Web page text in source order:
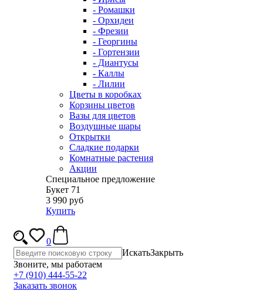
- Ромашки
- Орхидеи
- Фрезии
- Георгины
- Гортензии
- Диантусы
- Каллы
- Лилии
Цветы в коробках
Корзины цветов
Вазы для цветов
Воздушные шары
Открытки
Сладкие подарки
Комнатные растения
Акции
Специальное предложение
Букет 71
3 990 руб
Купить
0
ИскатьЗакрыть
Звоните, мы работаем
+7 (910) 444-55-22
Заказать звонок